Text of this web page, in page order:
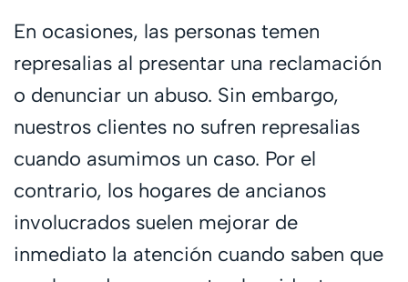
En ocasiones, las personas temen
represalias al presentar una reclamación
o denunciar un abuso. Sin embargo,
nuestros clientes no sufren represalias
cuando asumimos un caso. Por el
contrario, los hogares de ancianos
involucrados suelen mejorar de
inmediato la atención cuando saben que